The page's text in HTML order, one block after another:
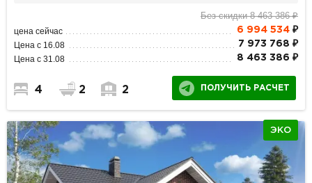
Без скидки 8 463 386 ₽
цена сейчас 6 994 534₽
Цена с 16.08 7 973 768 ₽
Цена с 31.08 8 463 386 ₽
4 2 2 ПОЛУЧИТЬ РАСЧЕТ
ЭКО